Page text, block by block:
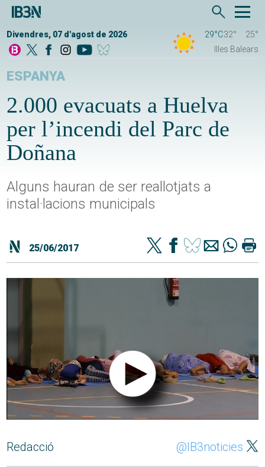
Divendres, 07 d'agost de 2026 29°C32°
25°
Illes Balears
ESPANYA
2.000 evacuats a Huelva
per l’incendi del Parc de
Doñana
Alguns hauran de ser reallotjats a
instal·lacions municipals
25/06/2017
Redacció @IB3noticies